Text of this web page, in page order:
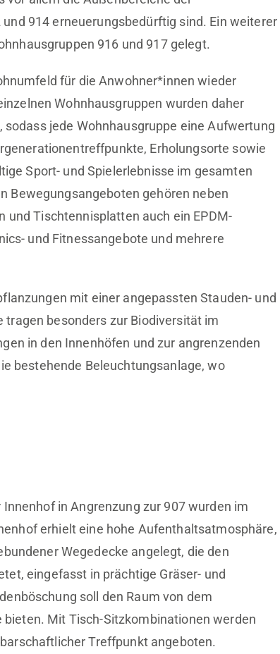
914 erneuerungsbedürftig sind. Ein weiterer
916 und 917 gelegt.
für die Anwohner*innen wieder
Wohnhausgruppen wurden daher
jede Wohnhausgruppe eine Aufwertung
Erholungsorte sowie
Sport- und Spielerlebnisse im gesamten
Bewegungsangeboten gehören neben
und Tischtennisplatten auch ein EPDM-
und Fitnessangebote und mehrere
mit einer angepassten Stauden- und
tragen besonders zur Biodiversität im
in den Innenhöfen und zur angrenzenden
bestehende Beleuchtungsanlage, wo
in Angrenzung zur 907 wurden im
erhielt eine hohe Aufenthaltsatmosphäre,
Wegedecke angelegt, die den
eingefasst in prächtige Gräser- und
soll den Raum von dem
Mit Tisch-Sitzkombinationen werden
Treffpunkt angeboten.